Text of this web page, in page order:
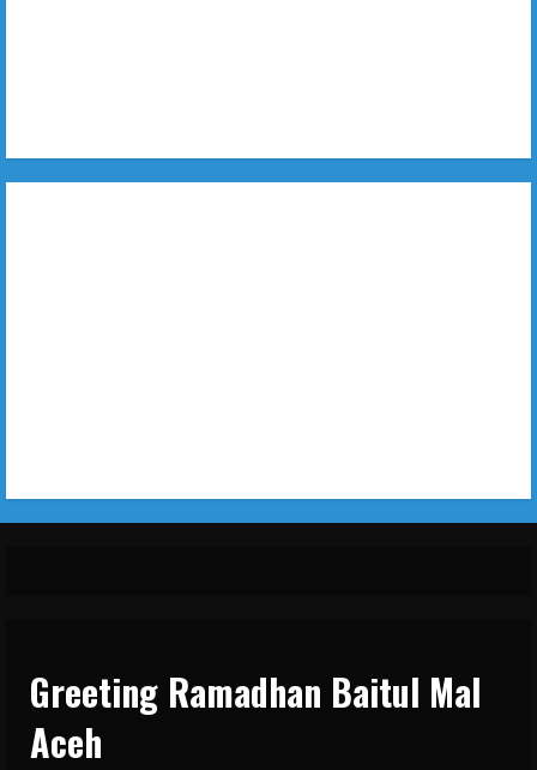
Greeting Ramadhan Baitul Mal
Aceh